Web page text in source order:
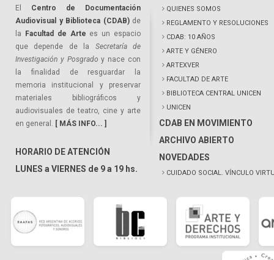
El Centro de Documentación
Audiovisual y Biblioteca (CDAB)de
la
Facultad de Arte es un espacio
que depende de la Secretaría de
Investigación y Posgrado y nace con
la finalidad de resguardar la
memoria institucional y preservar
materiales bibliográficos y
audiovisuales de teatro, cine y arte
en general. [ MÁS INFO... ]
HORARIO DE ATENCIÓN
LUNES a VIERNES de 9 a 19 hs.
QUIENES SOMOS
REGLAMENTO Y RESOLUCIONES
CDAB: 10 AÑOS
ARTE Y GÉNERO
ARTEXVER
FACULTAD DE ARTE
BIBLIOTECA CENTRAL UNICEN
UNICEN
CDAB EN MOVIMIENTO
ARCHIVO ABIERTO
NOVEDADES
CUIDADO SOCIAL. VÍNCULO